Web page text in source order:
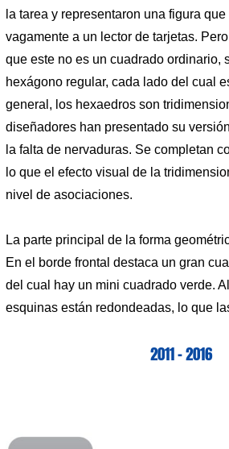
la tarea y representaron una figura
vagamente a un lector de tarjetas.
que este no es un cuadrado ordinario,
hexágono regular, cada lado del cual
general, los hexaedros son
diseñadores han presentado su
la falta de nervaduras. Se completan
lo que el efecto visual de la
nivel de asociaciones.
La parte principal de la forma
En el borde frontal destaca un gran
del cual hay un mini cuadrado verde.
esquinas están redondeadas, lo que
2011 – 2016